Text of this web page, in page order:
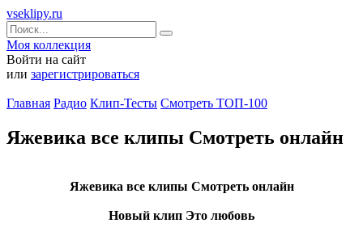
vseklipy.ru
Моя коллекция
Войти на сайт
или зарегистрироваться
Главная Радио Клип-Тесты Смотреть ТОП-100
Яжевика все клипы Смотреть онлайн
Яжевика все клипы Смотреть онлайн
Новый клип Это любовь